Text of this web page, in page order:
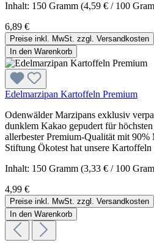
Inhalt: 150 Gramm (4,59 € / 100
6,89 €
Preise inkl. MwSt. zzgl. Versandkosten
In den Warenkorb
Edelmarzipan Kartoffeln Premium
Odenwälder Marzipans exklusiv
dunklem Kakao gepudert für
allerbester Premium-Qualität mit 90%
Stiftung Ökotest hat unsere Kartoffeln
Inhalt: 150 Gramm (3,33 € / 100
4,99 €
Preise inkl. MwSt. zzgl. Versandkosten
In den Warenkorb